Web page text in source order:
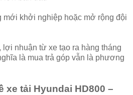
mới khởi nghiệp hoặc mở rộng đội
nhuận từ xe tạo ra hàng tháng
là mua trả góp vẫn là phương
xe tải Hyundai HD800 –